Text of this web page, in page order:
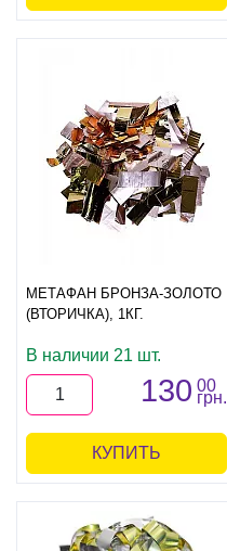
МЕТАФАН БРОНЗА-ЗОЛОТО
(ВТОРИЧКА), 1КГ.
В наличии 21 шт.
130 00
грн.
КУПИТЬ